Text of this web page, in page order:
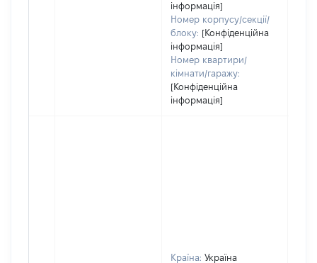
інформація]
Номер корпусу/секції/
блоку: [Конфіденційна
інформація]
Номер квартири/
кімнати/гаражу:
[Конфіденційна
інформація]
Країна: Україна